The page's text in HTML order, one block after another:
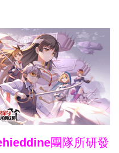
團隊所研發